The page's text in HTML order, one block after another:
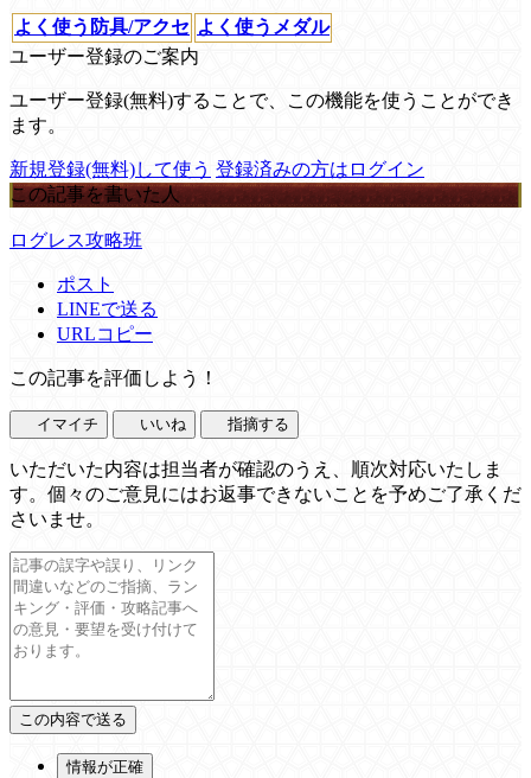
よく使う防具/アクセ よく使うメダル
ユーザー登録のご案内
ユーザー登録(無料)することで、この機能を使うことができ
ます。
新規登録(無料)して使う 登録済みの方はログイン
この記事を書いた人
ログレス攻略班
ポスト
LINEで送る
URLコピー
この記事を評価しよう！
イマイチ いいね 指摘する
いただいた内容は担当者が確認のうえ、順次対応いたしま
す。個々のご意見にはお返事できないことを予めご了承くだ
さいませ。
情報が正確